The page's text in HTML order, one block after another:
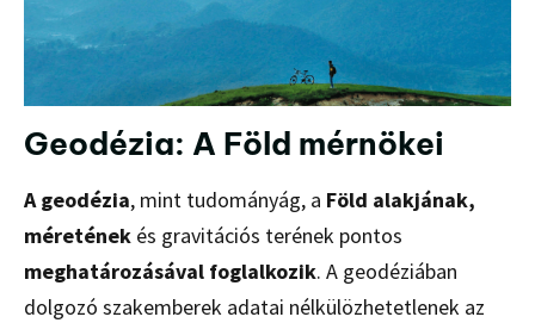
Geodézia: A Föld mérnökei
A geodézia, mint tudományág, a Föld alakjának,
méretének és gravitációs terének pontos
meghatározásával foglalkozik. A geodéziában
dolgozó szakemberek adatai nélkülözhetetlenek az